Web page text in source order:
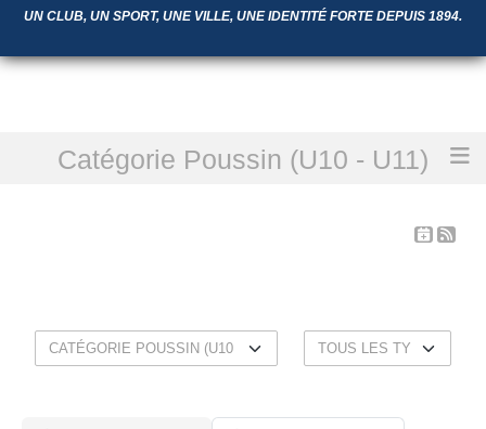
UN CLUB, UN SPORT, UNE VILLE, UNE IDENTITÉ FORTE DEPUIS 1894.
Catégorie Poussin (U10 - U11)
Les évènements passés